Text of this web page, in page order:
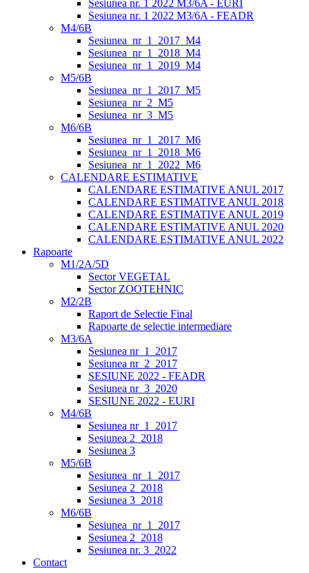
Sesiunea nr. 1 2022 M3/6A - EURI
Sesiunea nr. 1 2022 M3/6A - FEADR
M4/6B
Sesiunea_nr_1_2017_M4
Sesiunea_nr_1_2018_M4
Sesiunea_nr_1_2019_M4
M5/6B
Sesiunea_nr_1_2017_M5
Sesiunea_nr_2_M5
Sesiunea_nr_3_M5
M6/6B
Sesiunea_nr_1_2017_M6
Sesiunea_nr_1_2018_M6
Sesiunea_nr_1_2022_M6
CALENDARE ESTIMATIVE
CALENDARE ESTIMATIVE ANUL 2017
CALENDARE ESTIMATIVE ANUL 2018
CALENDARE ESTIMATIVE ANUL 2019
CALENDARE ESTIMATIVE ANUL 2020
CALENDARE ESTIMATIVE ANUL 2022
Rapoarte
M1/2A/5D
Sector VEGETAL
Sector ZOOTEHNIC
M2/2B
Raport de Selectie Final
Rapoarte de selectie intermediare
M3/6A
Sesiunea nr_1_2017
Sesiunea nr_2_2017
SESIUNE 2022 - FEADR
Sesiunea nr_3_2020
SESIUNE 2022 - EURI
M4/6B
Sesiunea nr_1_2017
Sesiunea 2_2018
Sesiunea 3
M5/6B
Sesiunea_nr_1_2017
Sesiunea 2_2018
Sesiunea 3_2018
M6/6B
Sesiunea_nr_1_2017
Sesiunea 2_2018
Sesiunea nr. 3_2022
Contact